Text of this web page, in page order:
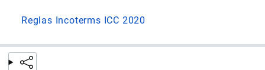
Reglas Incoterms ICC 2020